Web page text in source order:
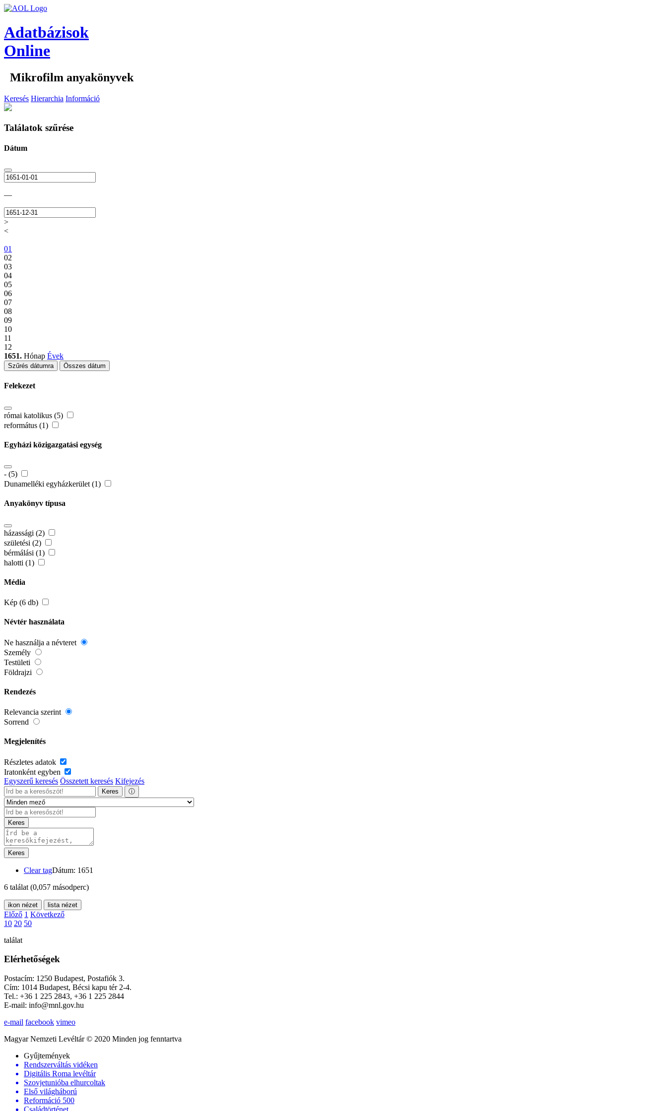
Adatbázisok
Online
Mikrofilm anyakönyvek
Keresés Hierarchia Információ
Találatok szűrése
Dátum
—
>
<
01
02
03
04
05
06
07
08
09
10
11
12
1651. Hónap Évek
Szűrés dátumra Összes dátum
Felekezet
római katolikus (5)
református (1)
Egyházi közigazgatási egység
- (5)
Dunamelléki egyházkerület (1)
Anyakönyv típusa
házassági (2)
születési (2)
bérmálási (1)
halotti (1)
Média
Kép (6 db)
Névtér használata
Ne használja a névteret
Személy
Testületi
Földrajzi
Rendezés
Relevancia szerint
Sorrend
Megjelenítés
Részletes adatok
Iratonként egyben
Egyszerű keresés Összetett keresés Kifejezés
Keres ⓘ
Keres
Keres
Clear tagDátum: 1651
6 találat (0,057 másodperc)
ikon nézet lista nézet
Előző 1 Következő
10 20 50
találat
Elérhetőségek
Postacím: 1250 Budapest, Postafiók 3.
Cím: 1014 Budapest, Bécsi kapu tér 2-4.
Tel.: +36 1 225 2843, +36 1 225 2844
E-mail: info@mnl.gov.hu
e-mail facebook vimeo
Magyar Nemzeti Levéltár © 2020 Minden jog fenntartva
Gyűjtemények
Rendszerváltás vidéken
Digitális Roma levéltár
Szovjetunióba elhurcoltak
Első világháború
Reformáció 500